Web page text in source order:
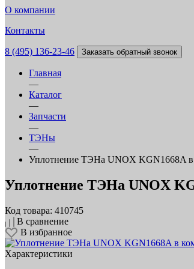
О компании
Контакты
8 (495) 136-23-46 Заказать обратный звонок
Главная
—
Каталог
—
Запчасти
—
ТЭНы
—
Уплотнение ТЭНа UNOX KGN1668A в
Уплотнение ТЭНа UNOX
Код товара: 410745
В сравнение
В избранное
Характеристики